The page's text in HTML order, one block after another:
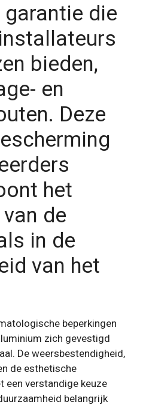
garantie die
bieden,
en
Deze
het
de
in de
van het
beperkingen
zich gevestigd
De weersbestendigheid,
de esthetische
een verstandige keuze
belangrijk